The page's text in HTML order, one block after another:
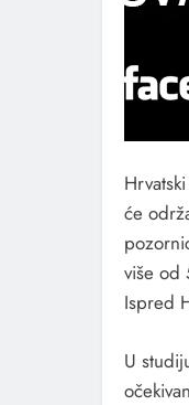
će
više od
Ispred
U